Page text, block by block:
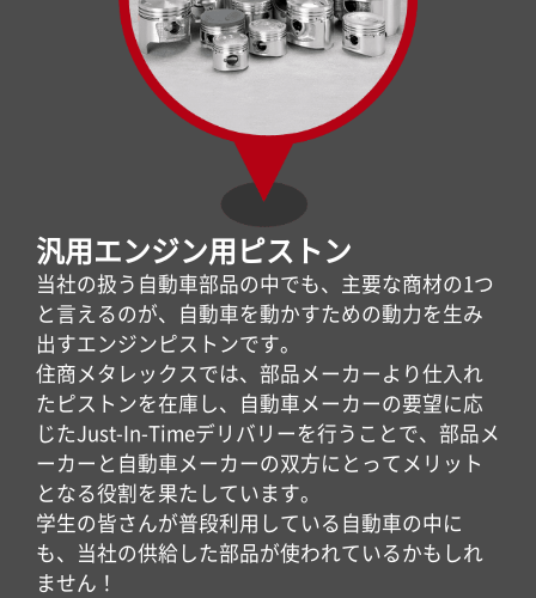
汎用エンジン用ピストン
当社の扱う自動車部品の中でも、主要な商材の1つ
と言えるのが、自動車を動かすための動力を生み
出すエンジンピストンです。
住商メタレックスでは、部品メーカーより仕入れ
たピストンを在庫し、自動車メーカーの要望に応
じたJust-In-Timeデリバリーを行うことで、部品メ
ーカーと自動車メーカーの双方にとってメリット
となる役割を果たしています。
学生の皆さんが普段利用している自動車の中に
も、当社の供給した部品が使われているかもしれ
ません！